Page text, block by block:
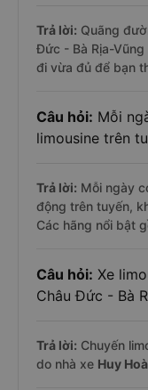
Trả lời: Quãng
Đức - Bà Rịa-Vũng
đi vừa đủ để bạn
Câu hỏi: Mỗi
limousine trên
Trả lời: Mỗi ngày
động trên tuyến,
Các hãng nổi bật
Câu hỏi: Xe
Châu Đức - Bà
Trả lời: Chuyến
do nhà xe Huy